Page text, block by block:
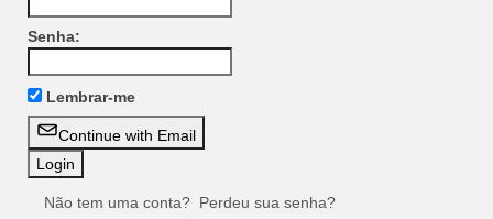
Senha:
Lembrar-me
Continue with Email
Não tem uma conta? Perdeu sua senha?